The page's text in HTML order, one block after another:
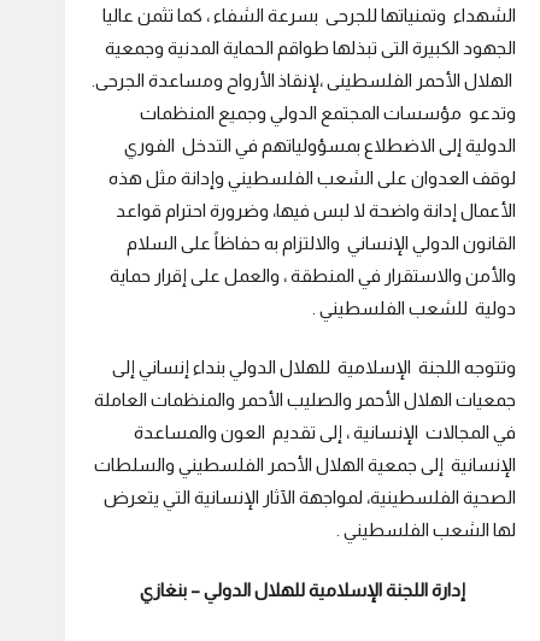
الشهداء وتمنياتها للجرحى بسرعة الشفاء ، كما تثمن عاليا
الجهود الكبيرة التى تبذلها طواقم الحماية المدنية وجمعية
الهلال الأحمر الفلسطينى ،لإنقاذ الأرواح ومساعدة الجرحى.
وتدعو مؤسسات المجتمع الدولي وجميع المنظمات
الدولية إلى الاضطلاع بمسؤولياتهم في التدخل الفوري
لوقف العدوان على الشعب الفلسطيني وإدانة مثل هذه
الأعمال إدانة واضحة لا لبس فيها، وضرورة احترام قواعد
القانون الدولي الإنساني والالتزام به حفاظاً على السلام
والأمن والاستقرار في المنطقة ، والعمل على إقرار حماية
دولية للشعب الفلسطيني .
وتتوجه اللجنة الإسلامية للهلال الدولي بنداء إنساني إلى
جمعيات الهلال الأحمر والصليب الأحمر والمنظمات العاملة
في المجالات الإنسانية ، إلى تقديم العون والمساعدة
الإنسانية إلى جمعية الهلال الأحمر الفلسطيني والسلطات
الصحية الفلسطينية، لمواجهة الآثار الإنسانية التي يتعرض
لها الشعب الفلسطيني .
إدارة اللجنة الإسلامية للهلال الدولي – بنغازي